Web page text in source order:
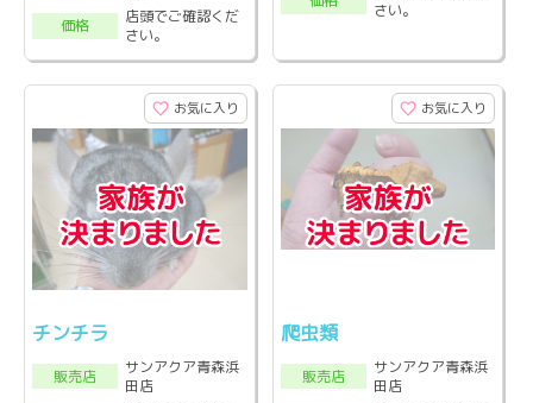
価格
店頭でご確認くだ
さい。
さい。
お気に入り
チンチラ
販売店
サンアクア青森浜
田店
お気に入り
爬虫類
販売店
サンアクア青森浜
田店